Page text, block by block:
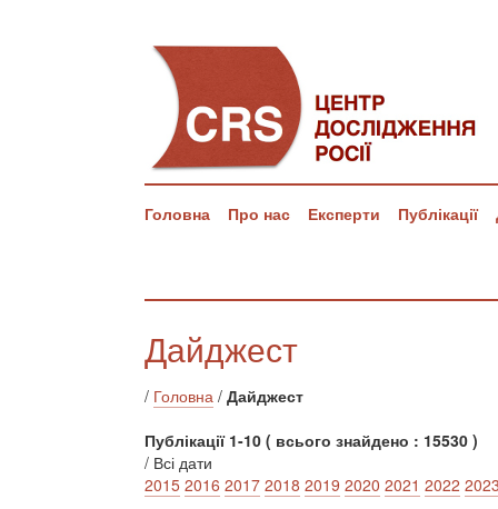
Головна Про нас Експерти Публікації
Дайджест
/ Головна / Дайджест
Публікації 1-10 ( всього знайдено : 15530 )
/ Всі дати
2015 2016 2017 2018 2019 2020 2021 2022